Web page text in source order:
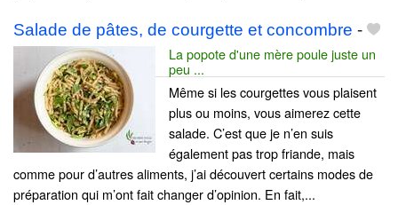
Salade de pâtes, de courgette et concombre -
La popote d'une mère poule juste un
peu ...
Même si les courgettes vous plaisent
plus ou moins, vous aimerez cette
salade. C’est que je n’en suis
également pas trop friande, mais
comme pour d’autres aliments, j’ai découvert certains modes de
préparation qui m’ont fait changer d’opinion. En fait,...